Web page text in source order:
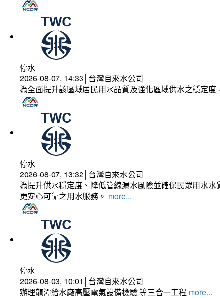
停水
2026-08-07, 14:33│台灣自來水公司
為全面提升該區域居民用水品質及強化區域供水之穩定
停水
2026-08-07, 13:32│台灣自來水公司
為提升供水穩定度、降低管線漏水風險並確保民眾用水
更安心可靠之用水服務。 more...
停水
2026-08-03, 10:01│台灣自來水公司
辦理龍潭給水廠高壓電氣設備檢驗 等三合一工程 more...